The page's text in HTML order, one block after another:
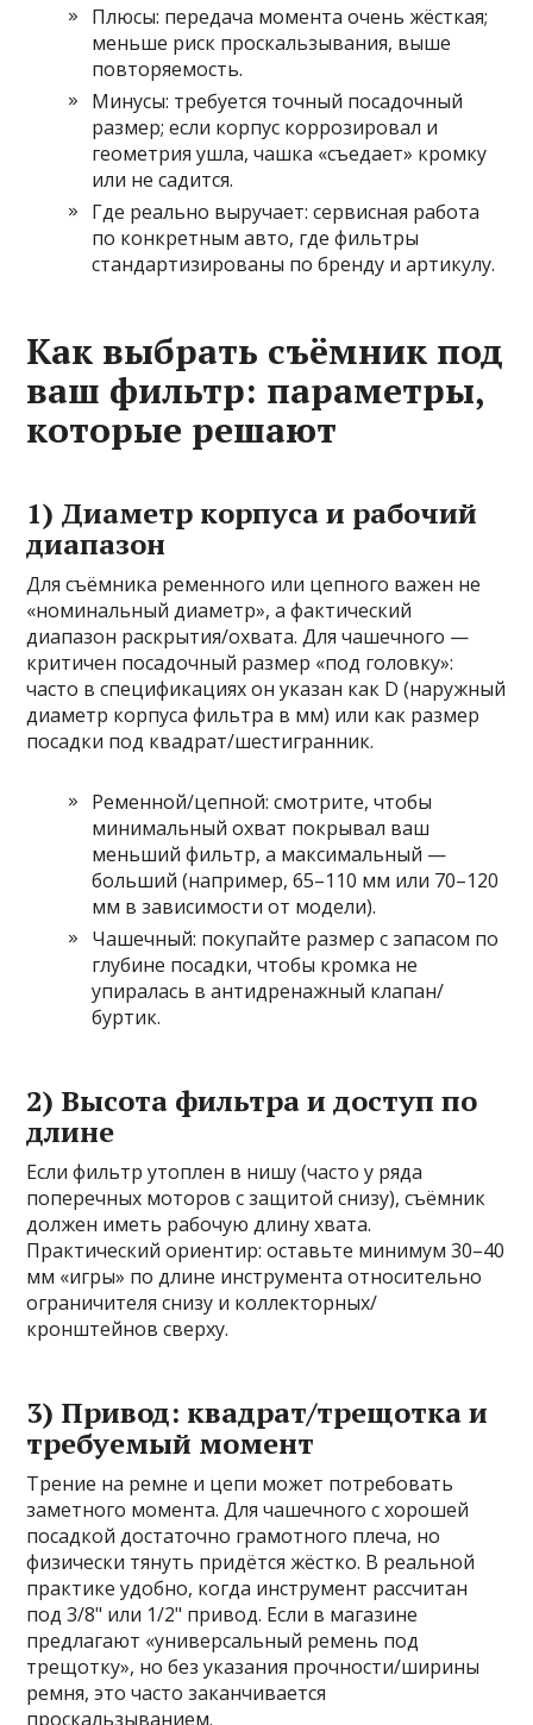
Плюсы: передача момента очень жёсткая;
меньше риск проскальзывания, выше
повторяемость.
Минусы: требуется точный посадочный
размер; если корпус коррозировал и
геометрия ушла, чашка «съедает» кромку
или не садится.
Где реально выручает: сервисная работа
по конкретным авто, где фильтры
стандартизированы по бренду и артикулу.
Как выбрать съёмник под
ваш фильтр: параметры,
которые решают
1) Диаметр корпуса и рабочий
диапазон
Для съёмника ременного или цепного важен не
«номинальный диаметр», а фактический
диапазон раскрытия/охвата. Для чашечного —
критичен посадочный размер «под головку»:
часто в спецификациях он указан как D (наружный
диаметр корпуса фильтра в мм) или как размер
посадки под квадрат/шестигранник.
Ременной/цепной: смотрите, чтобы
минимальный охват покрывал ваш
меньший фильтр, а максимальный —
больший (например, 65–110 мм или 70–120
мм в зависимости от модели).
Чашечный: покупайте размер с запасом по
глубине посадки, чтобы кромка не
упиралась в антидренажный клапан/
буртик.
2) Высота фильтра и доступ по
длине
Если фильтр утоплен в нишу (часто у ряда
поперечных моторов с защитой снизу), съёмник
должен иметь рабочую длину хвата.
Практический ориентир: оставьте минимум 30–40
мм «игры» по длине инструмента относительно
ограничителя снизу и коллекторных/
кронштейнов сверху.
3) Привод: квадрат/трещотка и
требуемый момент
Трение на ремне и цепи может потребовать
заметного момента. Для чашечного с хорошей
посадкой достаточно грамотного плеча, но
физически тянуть придётся жёстко. В реальной
практике удобно, когда инструмент рассчитан
под 3/8" или 1/2" привод. Если в магазине
предлагают «универсальный ремень под
трещотку», но без указания прочности/ширины
ремня, это часто заканчивается
проскальзыванием.